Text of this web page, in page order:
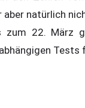
aber natürlich
zum 22. März
Tests